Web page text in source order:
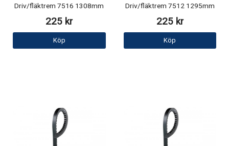
Driv/fläktrem 7516 1308mm
225 kr
Köp
Driv/fläktrem 7512 1295mm
225 kr
Köp